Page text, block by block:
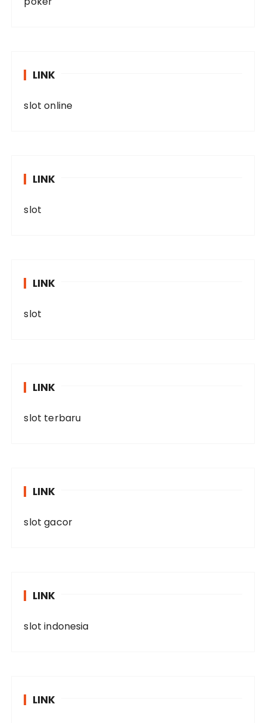
LINK
slot online
LINK
slot
LINK
slot
LINK
slot terbaru
LINK
slot gacor
LINK
slot indonesia
LINK